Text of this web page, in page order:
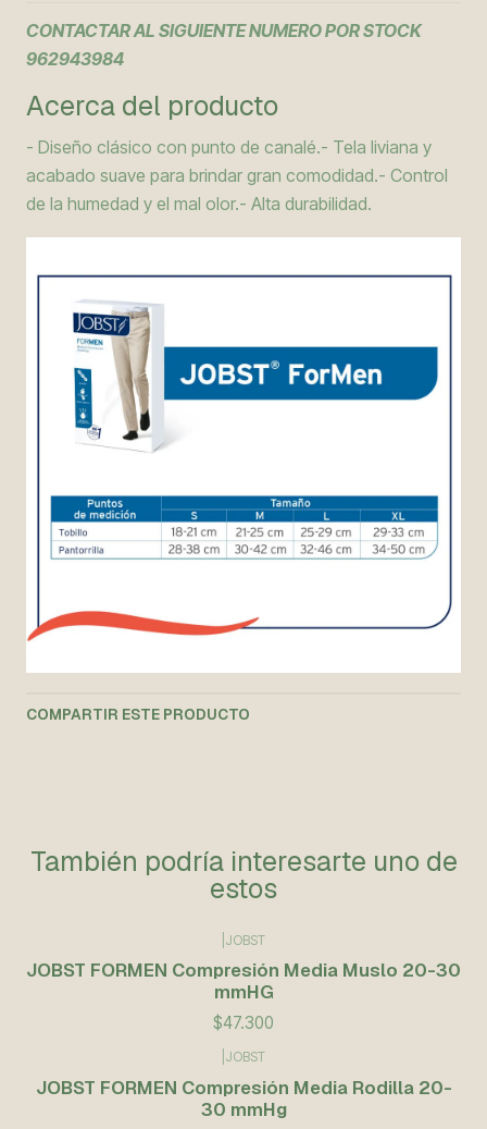
CONTACTAR AL SIGUIENTE NUMERO POR STOCK
962943984
Acerca del producto
- Diseño clásico con punto de canalé.- Tela liviana y
acabado suave para brindar gran comodidad.- Control
de la humedad y el mal olor.- Alta durabilidad.
COMPARTIR ESTE PRODUCTO
También podría interesarte uno de
estos
JOBST
JOBST FORMEN Compresión Media Muslo 20-30
mmHG
$47.300
JOBST
JOBST FORMEN Compresión Media Rodilla 20-
30 mmHg